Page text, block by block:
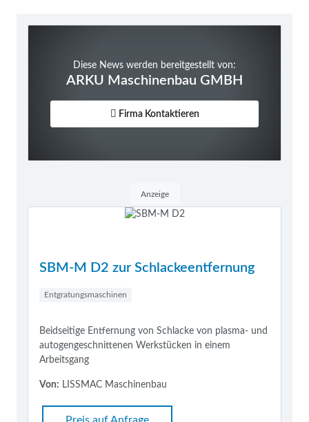
Diese News werden bereitgestellt von:
ARKU Maschinenbau GMBH
Firma Kontaktieren
Anzeige
SBM-M D2 zur Schlackeentfernung
Entgratungsmaschinen
Beidseitige Entfernung von Schlacke von plasma- und
autogengeschnittenen Werkstücken in einem
Arbeitsgang
Von: LISSMAC Maschinenbau
Preis auf Anfrage